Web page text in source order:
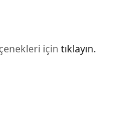
için tıklayın.